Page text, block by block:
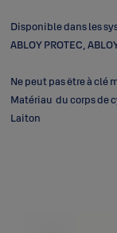
Disponible dans les
ABLOY PROTEC,
Ne peut pas être à clé
Matériau du corps de
Laiton